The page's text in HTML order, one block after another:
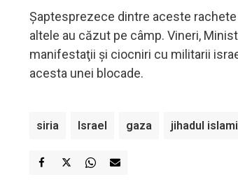
Şaptesprezece dintre aceste
altele au căzut pe câmp. Vineri,
manifestaţii şi ciocniri cu militarii
acesta unei blocade.
siria Israel gaza jihadul